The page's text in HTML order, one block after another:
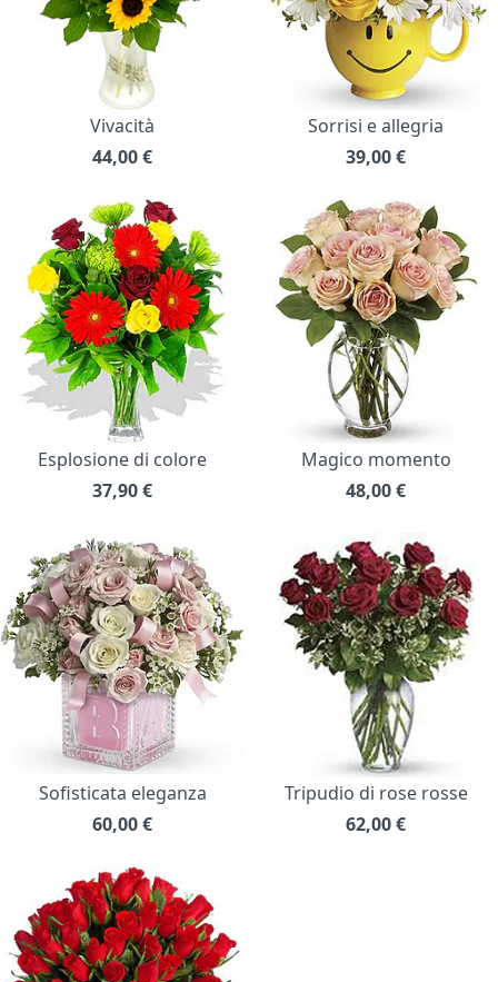
Vivacità
44,00€
Sorrisi e allegria
39,00€
Esplosione di colore
37,90€
Magico momento
48,00€
Sofisticata eleganza
60,00€
Tripudio di rose rosse
62,00€